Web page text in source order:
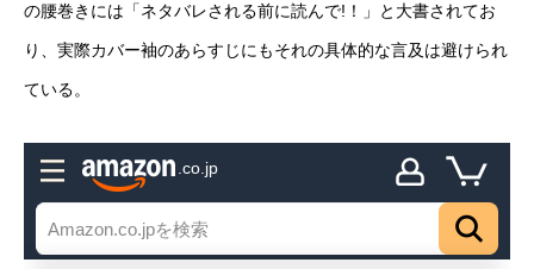
の腰巻きには「ネタバレされる前に読んで!！」と大書されてお
り、実際カバー袖のあらすじにもそれの具体的な言及は避けられ
ている。